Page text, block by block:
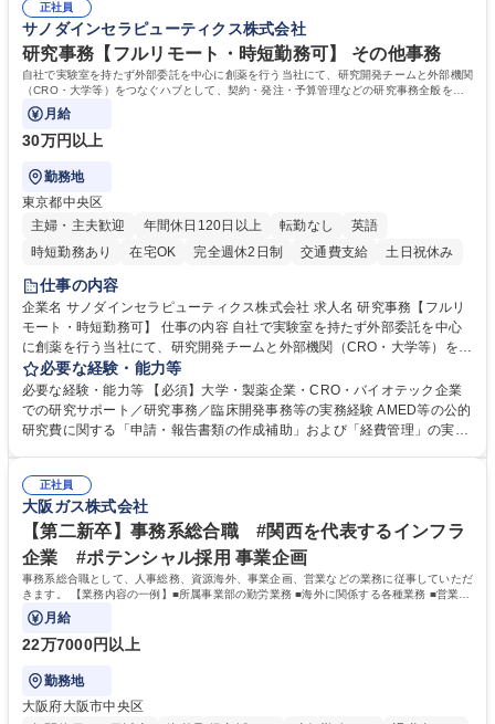
道路施設や道路工事現場の見学ツアー事業 ※入社後は上記いずれかの部門
へ配属。※業務内容変更の範囲：会社の定める業務 募集職種 【都庁グル
ープ】総合職（事務）◇残業月平均9時間未満／有給年平均16日取得
部門など多岐に渡る業務を経験できます。 ■様々なプロジェクト：駐車場
事業の他、新宿駅西口広場内に設置された照明を兼ねた広告「ブライトサ
イン」の管理運営を行うなど、事業収益を生み出す活動を積極的に行って
います。 学歴・資格 学歴：大学院 大学 高専 短大 専修学校 高校 語学力：
資格：
正社員
サノダインセラピューティクス株式会社
研究事務【フルリモート・時短勤務可】 その他事務
自社で実験室を持たず外部委託を中心に創薬を行う当社にて、研究開発チームと外部機関
（CRO・大学等）をつなぐハブとして、契約・発注・予算管理などの研究事務全般をお
任せします。
月給
30万円以上
勤務地
東京都中央区
主婦・主夫歓迎
年間休日120日以上 転勤なし
英語
時短勤務あり
在宅OK 完全週休2日制 交通費支給 土日祝休み
仕事の内容
企業名 サノダインセラピューティクス株式会社 求人名 研究事務【フルリ
モート・時短勤務可】 仕事の内容 自社で実験室を持たず外部委託を中心
に創薬を行う当社にて、研究開発チームと外部機関（CRO・大学等）をつ
なぐハブとして、契約・発注・予算管理などの研究事務全般をお任せしま
す。 ■見積取得、発注、検収、請求処理等の事務手続き ■委託先との定例
会議の調整・アジェンダ準備・議事録作成 ■研究報告書、試験関連資料、
SOP等の整備・版管理・保管 ■研究開発の進捗・タイムライン・予算執行
集職種 研究事務【フルリモート・時短勤務可】
必要な経験・能力等
必要な経験・能力等 【必須】大学・製薬企業・CRO・バイオテック企業
での研究サポート／研究事務／臨床開発事務等の実務経験 AMED等の公的
研究費に関する「申請・報告書類の作成補助」および「経費管理」の実務
き方について】フルリモートやハイブリッド勤務、時短勤務など個々のラ
イフスタイルに応じた柔軟な働き方が可能です。育児や介護との両立も応
援します。 学歴・資格 学歴：大学院 大学 語学力： 資格：
正社員
大阪ガス株式会社
【第二新卒】事務系総合職 #関西を代表するインフラ
企業 #ポテンシャル採用 事業企画
事務系総合職として、人事総務、資源海外、事業企画、営業などの業務に従事していただ
きます。 【業務内容の一例】■所属事業部の勤労業務 ■海外に関係する各種業務 ■営業部
門の企画スタッフ、ルート営業
月給
22万7000円以上
勤務地
大阪府大阪市中央区